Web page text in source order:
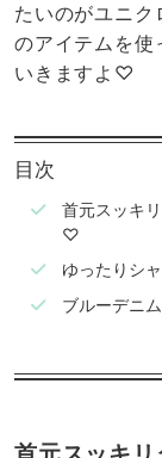
たいのがユニク
のアイテムを使
いきますよ♡
目次
首元スッキ
♡
ゆったりシ
ブルーデニ